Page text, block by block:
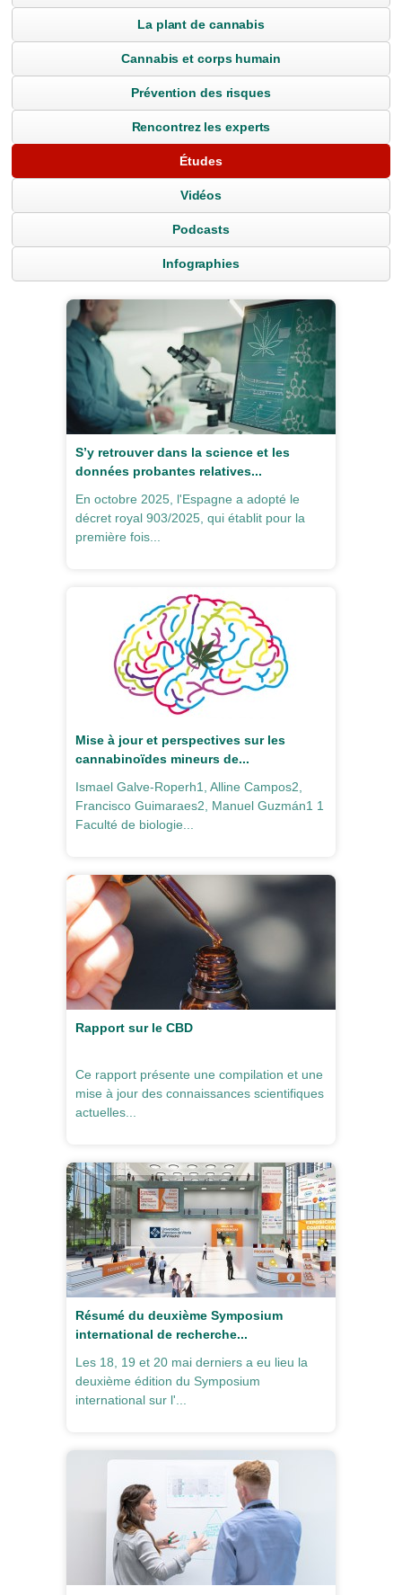
La plant de cannabis
Cannabis et corps humain
Prévention des risques
Rencontrez les experts
Études
Vidéos
Podcasts
Infographies
S’y retrouver dans la science et les
données probantes relatives...
En octobre 2025, l'Espagne a adopté le
décret royal 903/2025, qui établit pour la
première fois...
Mise à jour et perspectives sur les
cannabinoïdes mineurs de...
Ismael Galve-Roperh1, Alline Campos2,
Francisco Guimaraes2, Manuel Guzmán1 1
Faculté de biologie...
Rapport sur le CBD
Ce rapport présente une compilation et une
mise à jour des connaissances scientifiques
actuelles...
Résumé du deuxième Symposium
international de recherche...
Les 18, 19 et 20 mai derniers a eu lieu la
deuxième édition du Symposium
international sur l'...